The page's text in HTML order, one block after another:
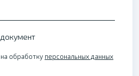
обработку персональных данных